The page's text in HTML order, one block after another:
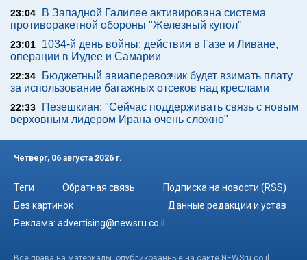
23:04
В Западной Галилее активирована система
противоракетной обороны "Железный купол"
23:01
1034-й день войны: действия в Газе и Ливане,
операции в Иудее и Самарии
22:34
Бюджетный авиаперевозчик будет взимать плату
за использование багажных отсеков над креслами
22:33
Пезешкиан: "Сейчас поддерживать связь с новым
верховным лидером Ирана очень сложно"
Четверг, 06 августа 2026 г.
Теги Обратная связь
Подписка на новости (RSS)
Без картинок
Данные редакции и устав
Реклама: advertising@newsru.co.il
Все права на материалы, опубликованные на сайте NEWSru.co.il ,